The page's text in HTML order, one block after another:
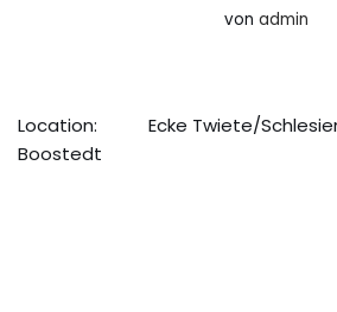
von admin
Location:
Ecke Twiete/
Boostedt